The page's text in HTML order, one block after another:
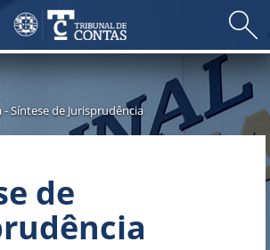
-Síntese de Jurisprudência
de